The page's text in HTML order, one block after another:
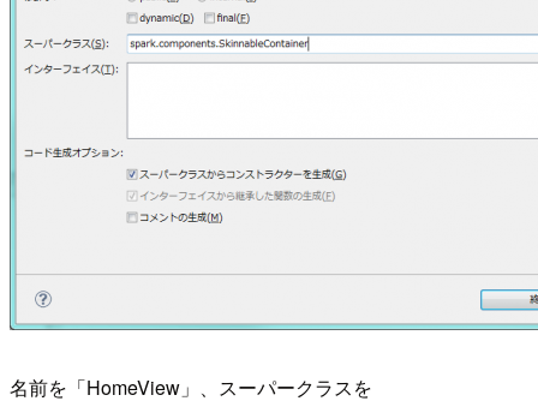
名前を「HomeView」、スーパークラスを